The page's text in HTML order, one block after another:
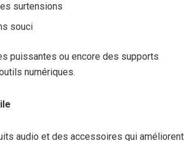
surtensions
souci
puissantes ou encore des supports
numériques.
audio et des accessoires qui améliorent